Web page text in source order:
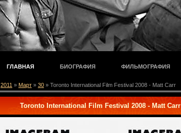
ГЛАВНАЯ БИОГРАФИЯ ФИЛЬМОГРАФИЯ
2011 » Март » 30 » Toronto International Film Festival 2008 - Matt Carr
Toronto International Film Festival 2008 - Matt Carr